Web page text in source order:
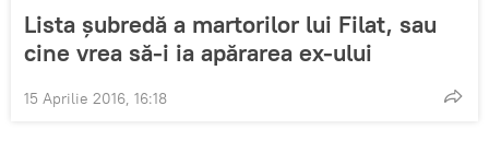
Lista şubredă a martorilor lui Filat, sau
cine vrea să-i ia apărarea ex-ului
15 Aprilie 2016, 16:18